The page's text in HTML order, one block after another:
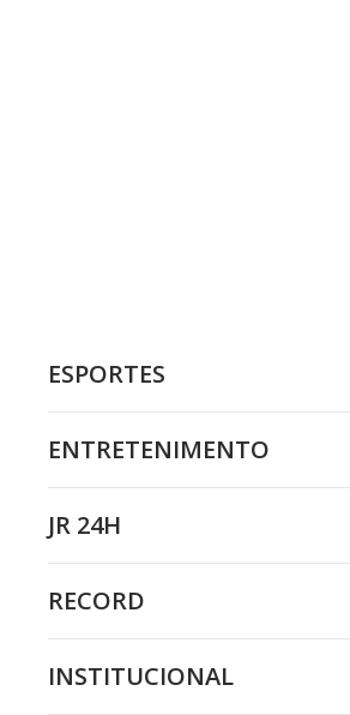
ESPORTES
ENTRETENIMENTO
JR 24H
RECORD
INSTITUCIONAL